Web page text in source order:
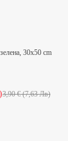
30x50 cm
3,90 € (7,63 Лв)